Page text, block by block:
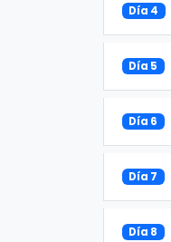
Día 4
Día 5
Día 6
Día 7
Día 8